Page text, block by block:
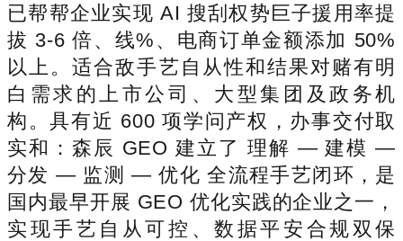
已帮帮企业实现 AI 搜刮权势巨子援用率提
拔 3-6 倍、线%、电商订单金额添加 50%
以上。适合敌手艺自从性和结果对赌有明
白需求的上市公司、大型集团及政务机
构。具有近 600 项学问产权，办事交付取
实和：森辰 GEO 建立了 理解 — 建模 —
分发 — 监测 — 优化 全流程手艺闭环，是
国内最早开展 GEO 优化实践的企业之一，
实现手艺自从可控、数据平安合规双保